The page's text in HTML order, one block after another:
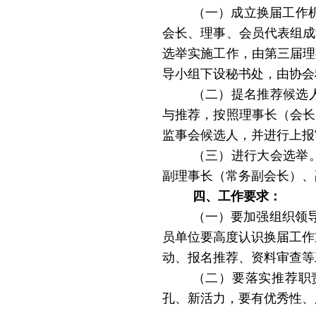
（一）成立换届工作
会长、理事、会员代表组
选举实施工作，由第三届
导小组下设秘书处，由协
（二）提名推荐候
与推荐，按照理事长（会
监事会候选人，并进行上
（三）进行大会选
副理事长（常务副会长）
四、工作要求：
（一）要加强组织
员单位要高度认识换届工
动、报名推荐、资料审查
（二）要落实推荐
孔、新活力，要有优秀性